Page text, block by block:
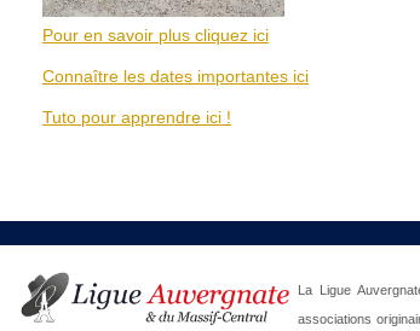
Pour en savoir plus cliquez ici
Connaître les dates importantes ici
Tuto pour apprendre ici !
La Ligue
associations